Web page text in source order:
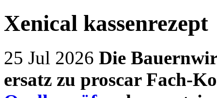
Xenical kassenrezept
25 Jul 2026 Die
ersatz zu proscar Fach-